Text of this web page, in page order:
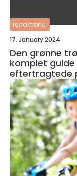
redaktionel
17. January 2024
Den grønne
komplet
eftertragtede